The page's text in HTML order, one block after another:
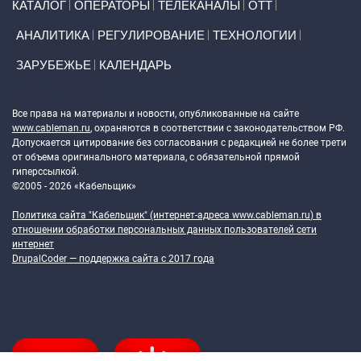
КАТАЛОГ ОПЕРАТОРЫ ТЕЛЕКАНАЛЫ ОТТ
АНАЛИТИКА РЕГУЛИРОВАНИЕ ТЕХНОЛОГИИ
ЗАРУБЕЖЬЕ КАЛЕНДАРЬ
Все права на материалы и новости, опубликованные на сайте
www.cableman.ru, охраняются в соответствии с законодательством РФ.
Допускается цитирование без согласования с редакцией не более трети
от объема оригинального материала, с обязательной прямой
гиперссылкой.
©2005 - 2026 «Кабельщик»
Политика сайта "Кабельщик" (интернет-адреса www.cableman.ru) в
отношении обработки персональных данных пользователей сети
интернет
DrupalCoder — поддержка сайта c 2017 года